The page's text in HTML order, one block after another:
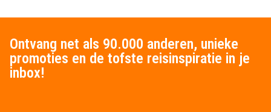
Ontvang net als 90.000 anderen, unieke
promoties en de tofste reisinspiratie in je
inbox!